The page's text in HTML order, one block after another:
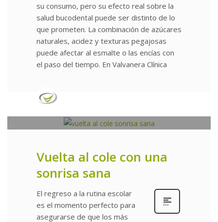
su consumo, pero su efecto real sobre la
salud bucodental puede ser distinto de lo
que prometen. La combinación de azúcares
naturales, acidez y texturas pegajosas
puede afectar al esmalte o las encías con
el paso del tiempo. En Valvanera Clínica
Vuelta al cole con una
sonrisa sana
El regreso a la rutina escolar
es el momento perfecto para
asegurarse de que los más